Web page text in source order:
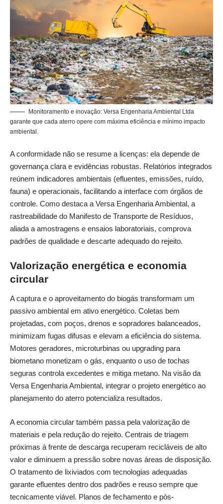
Monitoramento e inovação: Versa Engenharia Ambiental Ltda
garante que cada aterro opere com máxima eficiência e mínimo impacto
ambiental.
A conformidade não se resume a licenças: ela depende de
governança clara e evidências robustas. Relatórios integrados
reúnem indicadores ambientais (efluentes, emissões, ruído,
fauna) e operacionais, facilitando a interface com órgãos de
controle. Como destaca a Versa Engenharia Ambiental, a
rastreabilidade do Manifesto de Transporte de Resíduos,
aliada a amostragens e ensaios laboratoriais, comprova
padrões de qualidade e descarte adequado do rejeito.
Valorização energética e economia
circular
A captura e o aproveitamento do biogás transformam um
passivo ambiental em ativo energético. Coletas bem
projetadas, com poços, drenos e sopradores balanceados,
minimizam fugas difusas e elevam a eficiência do sistema.
Motores geradores, microturbinas ou upgrading para
biometano monetizam o gás, enquanto o uso de tochas
seguras controla excedentes e mitiga metano. Na visão da
Versa Engenharia Ambiental, integrar o projeto energético ao
planejamento do aterro potencializa resultados.
A economia circular também passa pela valorização de
materiais e pela redução do rejeito. Centrais de triagem
próximas à frente de descarga recuperam recicláveis de alto
valor e diminuem a pressão sobre novas áreas de disposição.
O tratamento de lixiviados com tecnologias adequadas
garante efluentes dentro dos padrões e reuso sempre que
tecnicamente viável. Planos de fechamento e pós-